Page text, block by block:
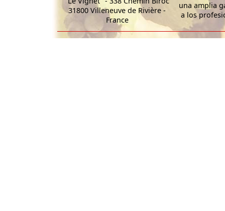
31800 Villeneuve de Rivière -
France
una amplia
a los